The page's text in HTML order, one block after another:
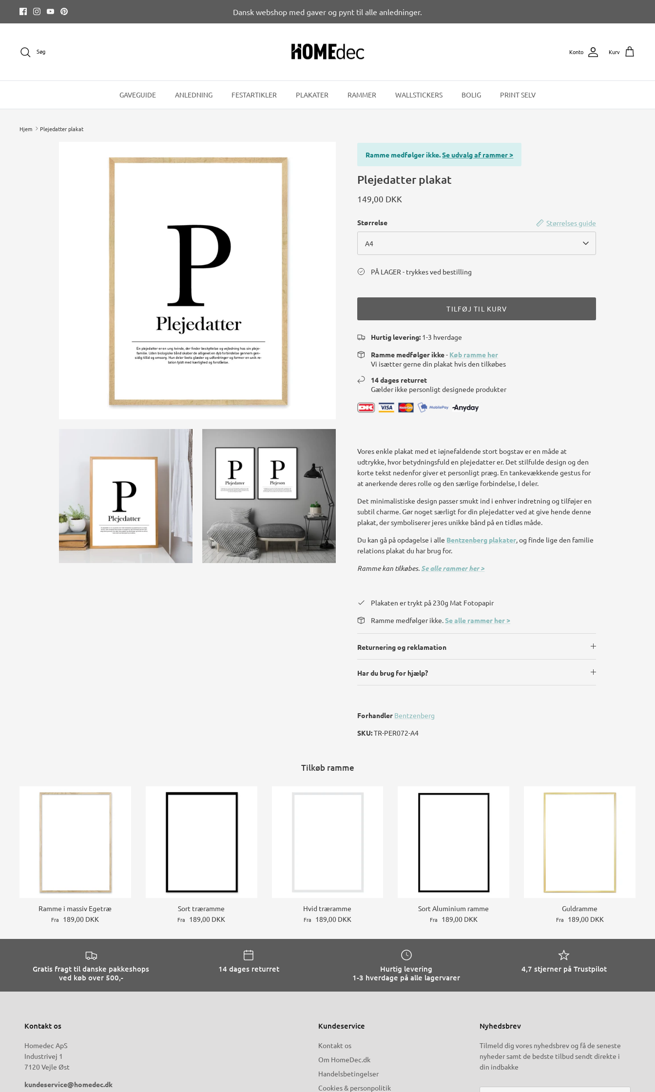
indhold
Dansk webshop med gaver og pynt til alle anledninger.
Søg Konto Kurv
GAVEGUIDE ANLEDNING FESTARTIKLER PLAKATER RAMMER WALLSTICKERS BOLIG PRINT SELV
Hjem Plejedatter plakat
Ramme medfølger ikke.Se udvalg af rammer >
Plejedatter plakat
149,00 DKK
Størrelses guide
Størrelse
A4
PÅ LAGER - trykkes ved bestilling
TILFØJ TIL KURV
Hurtig levering: 1-3 hverdage
Ramme medfølger ikke- Køb ramme her
Vi isætter gerne din plakat hvis den tilkøbes
14 dages returret
Gælder ikke personligt designede produkter
Vores enkle plakat med et iøjnefaldende stort bogstav er en måde at
udtrykke, hvor betydningsfuld en plejedatter er. Det stilfulde design og den
korte tekst nedenfor giver et personligt præg. En tankevækkende gestus for
at anerkende deres rolle og den særlige forbindelse, I deler.
Det minimalistiske design passer smukt ind i enhver indretning og tilføjer en
subtil charme. Gør noget særligt for din plejedatter ved at give hende denne
plakat, der symboliserer jeres unikke bånd på en tidløs måde.
Du kan gå på opdagelse i alle Bentzenberg plakater, og finde lige den familie
relations plakat du har brug for.
Ramme kan tilkøbes. Se alle rammer her >
Plakaten er trykt på 230g Mat Fotopapir
Ramme medfølger ikke.Se alle rammer her >
Returnering og reklamation
Har du brug for hjælp?
Forhandler Bentzenberg
SKU:TR-PER072-A4
Tilkøb ramme
Ramme i massiv Egetræ
Fra 189,00 DKK
Sort træramme
Fra 189,00 DKK
Hvid træramme
Fra 189,00 DKK
Sort Aluminium ramme
Fra 189,00 DKK
Guldramme
Fra 189,00 DKK
Gratis fragt til danske pakkeshops
ved køb over 500,-
14 dages returret
Hurtig levering
1-3 hverdage på alle lagervarer
4,7 stjerner på Trustpilot
Kontakt os
Homedec ApS
Industrivej 1
7120 Vejle Øst
kundeservice@homedec.dk
Kundeservice
Kontakt os
Om HomeDec.dk
Handelsbetingelser
Cookies & personpolitik
Nyhedsbrev
Tilmeld dig vores nyhedsbrev og få de seneste
nyheder samt de bedste tilbud sendt direkte i
din indbakke